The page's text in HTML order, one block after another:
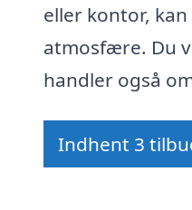
eller kontor,
atmosfære. Du
handler også
Indhent 3